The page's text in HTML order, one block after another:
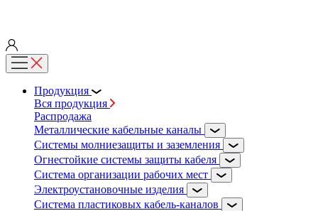
Продукция
Вся продукция
Распродажа
Металлические кабельные каналы
Системы молниезащиты и заземления
Огнестойкие системы защиты кабеля
Система организации рабочих мест
Электроустановочные изделия
Система пластиковых кабель-каналов